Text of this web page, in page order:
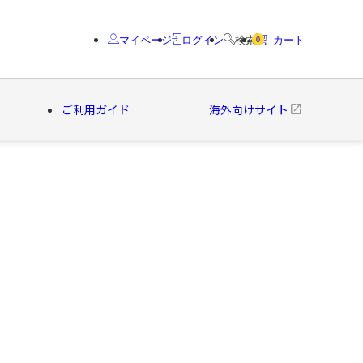
マイページ ログイン 検索 0 カート
ご利用ガイド 海外向けサイト